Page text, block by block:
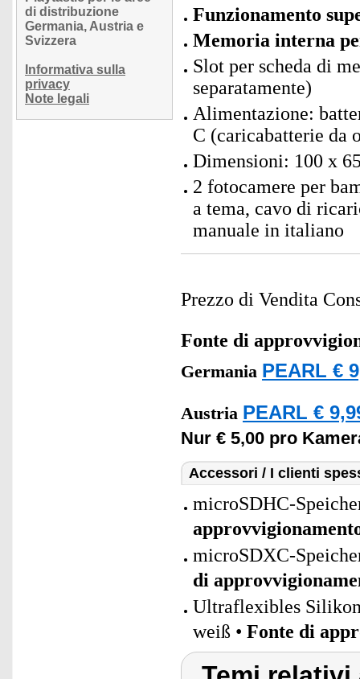
di distribuzione
Germania, Austria e
Svizzera
Informativa sulla
privacy
Note legali
Funzionamento
Memoria interna
Slot per scheda di
separatamente)
Alimentazione:
C (caricabatterie da
Dimensioni: 100 x
2 fotocamere per
a tema, cavo di
manuale in italiano
Prezzo di Vendita
Fonte di
Germania PEARL €
Austria PEARL €
Nur € 5,00 pro
Accessori / I clienti
microSDHC-
microSDXC-
di
Ultraflexibles
weiß • Fonte di